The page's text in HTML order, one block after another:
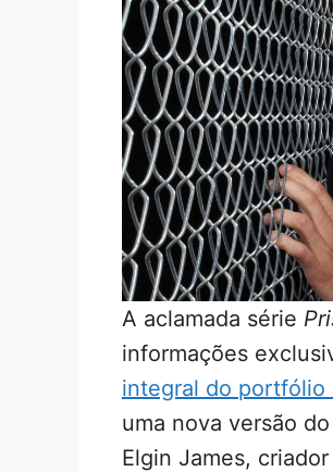
A aclamada série
informações
integral do portfólio
uma nova versão
Elgin James,